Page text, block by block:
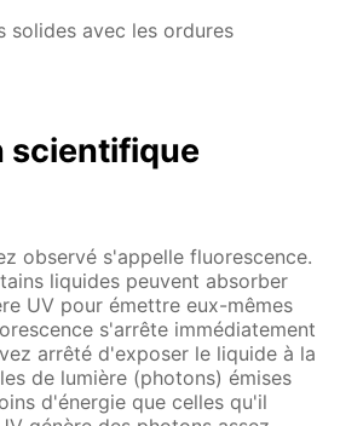
solides avec les ordures
scientifique
observé s'appelle fluorescence.
liquides peuvent absorber
UV pour émettre eux-mêmes
s'arrête immédiatement
arrêté d'exposer le liquide à la
de lumière (photons) émises
d'énergie que celles qu'il